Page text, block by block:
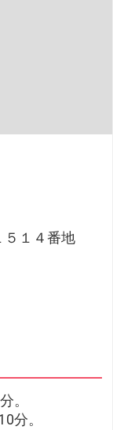
５１４番地
。
分。